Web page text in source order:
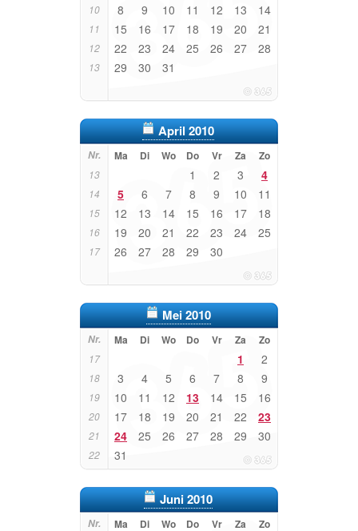
10 8 9 10 11 12 13 14
11 15 16 17 18 19 20 21
12 22 23 24 25 26 27 28
13 29 30 31
April 2010
Nr. Ma Di Wo Do Vr Za Zo
13 1 2 3 4
14 5 6 7 8 9 10 11
15 12 13 14 15 16 17 18
16 19 20 21 22 23 24 25
17 26 27 28 29 30
Mei 2010
Nr. Ma Di Wo Do Vr Za Zo
17 1 2
18 3 4 5 6 7 8 9
19 10 11 12 13 14 15 16
20 17 18 19 20 21 22 23
21 24 25 26 27 28 29 30
22 31
Juni 2010
Nr. Ma Di Wo Do Vr Za Zo